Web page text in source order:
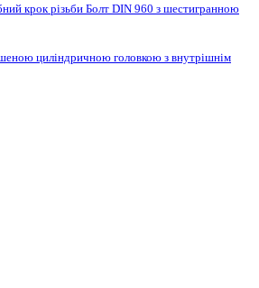
крок різьбиБолт DIN 960 з шестигранною
циліндричною головкою з внутрішнім